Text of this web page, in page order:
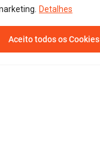
Detalhes
Aceito todos os Cookies